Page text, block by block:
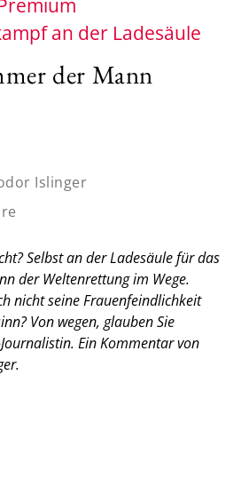
an der Ladesäule
der Mann
Islinger
Selbst an der Ladesäule für das
der Weltenrettung im Wege.
nicht seine Frauenfeindlichkeit
Von wegen, glauben Sie
Ein Kommentar von